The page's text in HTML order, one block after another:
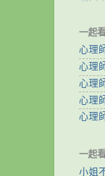
一起
心理
心理
心理
心理
心理
一起
小姐